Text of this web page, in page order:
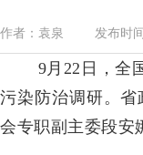
作者：袁泉 发布时
9月22日，全
污染防治调研。
会专职副主委段安